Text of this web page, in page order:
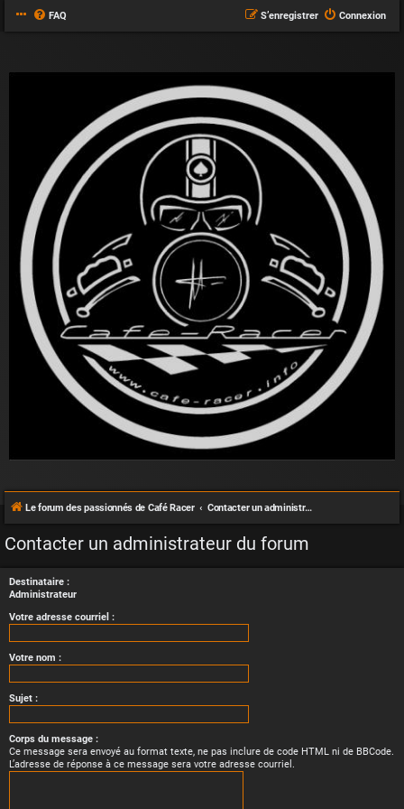
FAQ Connexion
S’enregistrer
Le forum des passionnés de Café Racer Contacter un administrateur du forum
Contacter un administrateur du forum
Destinataire :
Administrateur
Votre adresse courriel :
Votre nom :
Sujet :
Corps du message :
Ce message sera envoyé au format texte, ne pas inclure de code HTML ni de BBCode.
L’adresse de réponse à ce message sera votre adresse courriel.